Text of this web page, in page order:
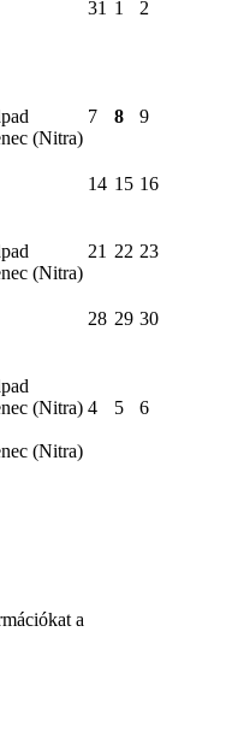
31 1 2
(Nitra)
7 8 9
14 15 16
(Nitra)
21 22 23
28 29 30
(Nitra)
(Nitra)
4 5 6
a